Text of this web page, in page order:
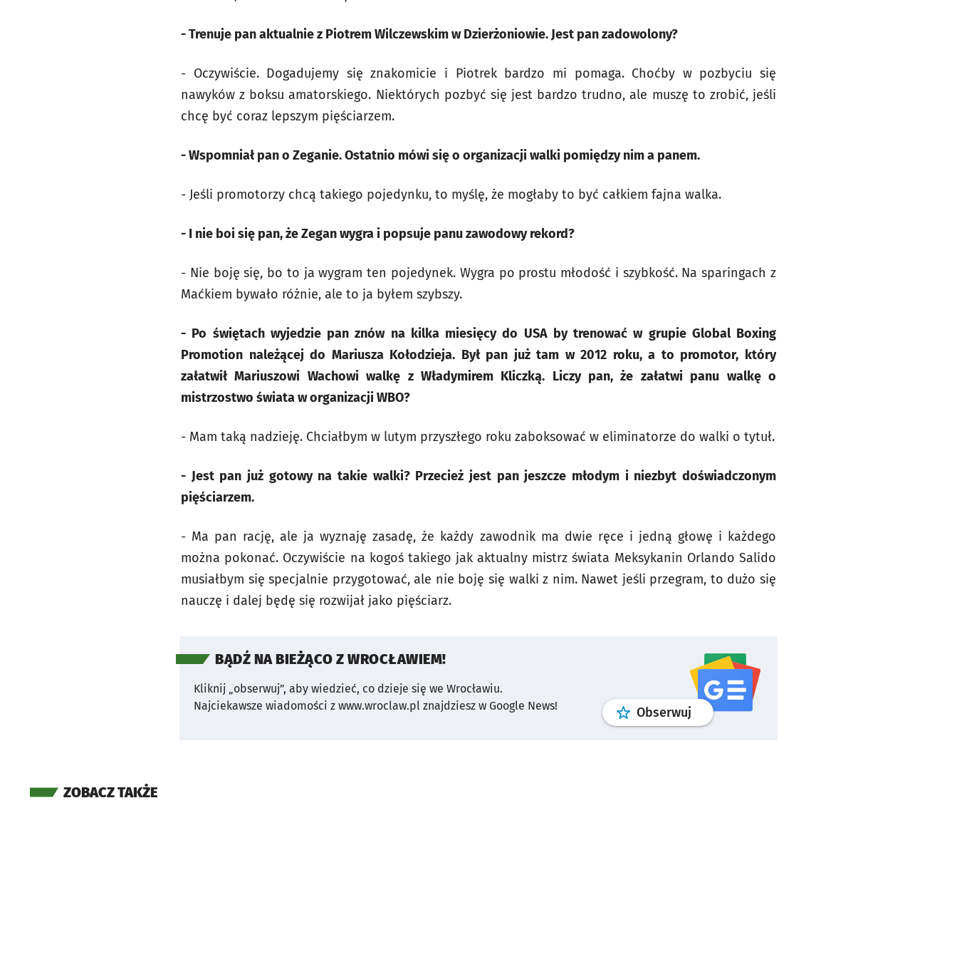
- Trenuje pan aktualnie z Piotrem Wilczewskim w Dzierżoniowie. Jest pan zadowolony?
- Oczywiście. Dogadujemy się znakomicie i Piotrek bardzo mi pomaga. Choćby w pozbyciu się
nawyków z boksu amatorskiego. Niektórych pozbyć się jest bardzo trudno, ale muszę to zrobić, jeśli
chcę być coraz lepszym pięściarzem.
- Wspomniał pan o Zeganie. Ostatnio mówi się o organizacji walki pomiędzy nim a panem.
- Jeśli promotorzy chcą takiego pojedynku, to myślę, że mogłaby to być całkiem fajna walka.
- I nie boi się pan, że Zegan wygra i popsuje panu zawodowy rekord?
- Nie boję się, bo to ja wygram ten pojedynek. Wygra po prostu młodość i szybkość. Na sparingach z
Maćkiem bywało różnie, ale to ja byłem szybszy.
- Po świętach wyjedzie pan znów na kilka miesięcy do USA by trenować w grupie Global Boxing
Promotion należącej do Mariusza Kołodzieja. Był pan już tam w 2012 roku, a to promotor, który
załatwił Mariuszowi Wachowi walkę z Władymirem Kliczką. Liczy pan, że załatwi panu walkę o
mistrzostwo świata w organizacji WBO?
- Mam taką nadzieję. Chciałbym w lutym przyszłego roku zaboksować w eliminatorze do walki o tytuł.
- Jest pan już gotowy na takie walki? Przecież jest pan jeszcze młodym i niezbyt doświadczonym
pięściarzem.
- Ma pan rację, ale ja wyznaję zasadę, że każdy zawodnik ma dwie ręce i jedną głowę i każdego
można pokonać. Oczywiście na kogoś takiego jak aktualny mistrz świata Meksykanin Orlando Salido
musiałbym się specjalnie przygotować, ale nie boję się walki z nim. Nawet jeśli przegram, to dużo się
nauczę i dalej będę się rozwijał jako pięściarz.
BĄDŹ NA BIEŻĄCO Z WROCŁAWIEM!
Kliknij „obserwuj”, aby wiedzieć, co dzieje się we Wrocławiu.
Najciekawsze wiadomości z www.wroclaw.pl znajdziesz w Google News!
Obserwuj profilgoogle news
ZOBACZ TAKŻE